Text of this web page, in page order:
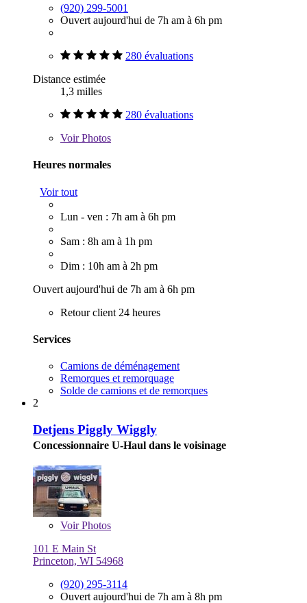
(920) 299-5001
Ouvert aujourd'hui de 7h am à 6h pm
280 évaluations
Distance estimée
1,3 milles
280 évaluations
VoirPhotos
Heures normales
Voir tout
Lun - ven : 7h am à 6h pm
Sam : 8h am à 1h pm
Dim : 10h am à 2h pm
Ouvert aujourd'hui de 7h am à 6h pm
Retour client 24 heures
Services
Camions de déménagement
Remorques et remorquage
Solde de camions et de remorques
2
Detjens Piggly Wiggly
Concessionnaire U-Haul dans le voisinage
VoirPhotos
101 E Main St
Princeton, WI 54968
(920) 295-3114
Ouvert aujourd'hui de 7h am à 8h pm